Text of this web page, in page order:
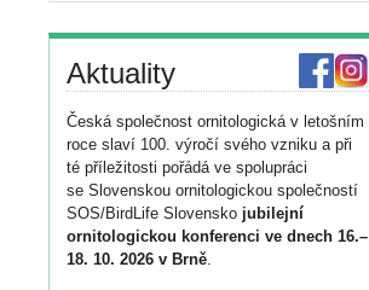
Aktuality
Česká společnost ornitologická v letošním
roce slaví 100. výročí svého vzniku a při
té příležitosti pořádá ve spolupráci
se Slovenskou ornitologickou společností
SOS/BirdLife Slovensko jubilejní
ornitologickou konferenci ve dnech 16.–
18. 10. 2026 v Brně.